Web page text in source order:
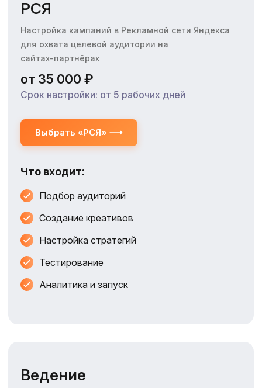
РСЯ
Настройка кампаний в Рекламной сети Яндекса
для охвата целевой аудитории на
сайтах‑партнёрах
от 35 000 ₽
Срок настройки: от 5 рабочих дней
Выбрать «РСЯ»
Что входит:
Подбор аудиторий
Создание креативов
Настройка стратегий
Тестирование
Аналитика и запуск
Ведение